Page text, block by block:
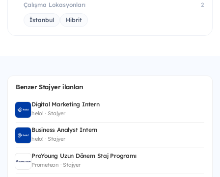
Çalışma Lokasyonları 2
İstanbul Hibrit
Benzer Stajyer ilanları
Digital Marketing Intern
helo! · Stajyer
Business Analyst Intern
helo! · Stajyer
ProYoung Uzun Dönem Staj Programı
Prometeon · Stajyer